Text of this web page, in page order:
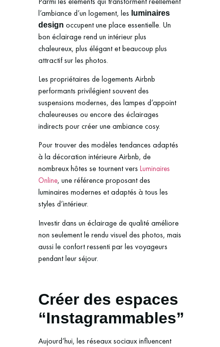
l’ambiance d’un logement, les luminaires
design occupent une place essentielle. Un
bon éclairage rend un intérieur plus
chaleureux, plus élégant et beaucoup plus
attractif sur les photos.
Les propriétaires de logements Airbnb
performants privilégient souvent des
suspensions modernes, des lampes d’appoint
chaleureuses ou encore des éclairages
indirects pour créer une ambiance cosy.
Pour trouver des modèles tendances adaptés
à la décoration intérieure Airbnb, de
nombreux hôtes se tournent versLuminaires
Online, une référence proposant des
luminaires modernes et adaptés à tous les
styles d’intérieur.
Investir dans un éclairage de qualité améliore
non seulement le rendu visuel des photos, mais
aussi le confort ressenti par les voyageurs
pendant leur séjour.
Créer des espaces
“Instagrammables”
Aujourd’hui, les réseaux sociaux influencent